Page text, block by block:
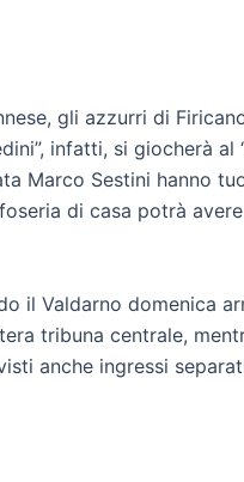
gli azzurri di
infatti, si giocherà
Marco Sestini hanno
di casa potrà
il Valdarno domenica
tribuna centrale,
anche ingressi